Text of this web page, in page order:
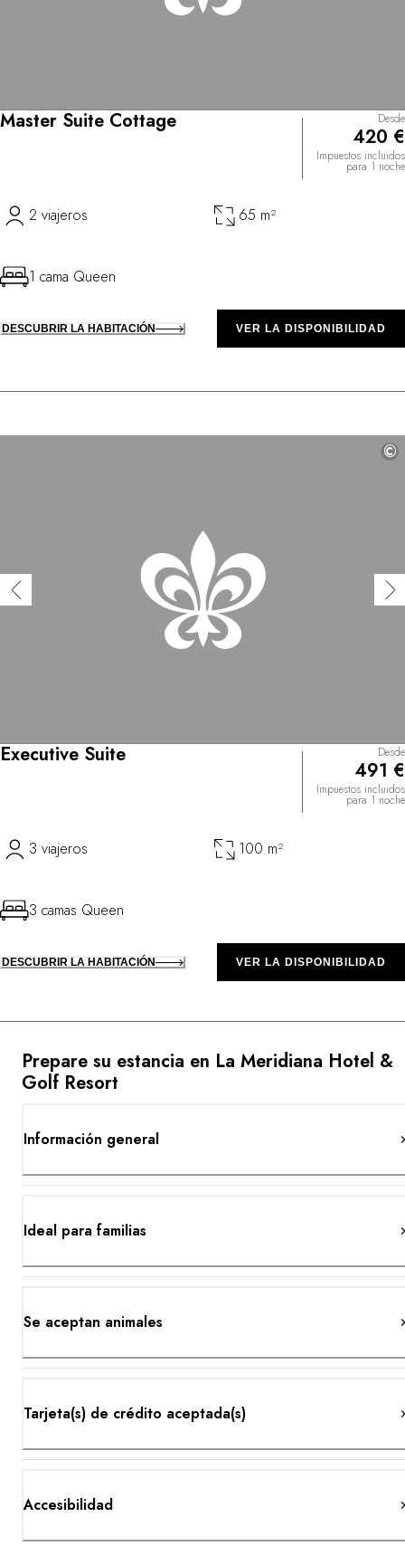
Prepare su estancia en La Meridiana Hotel &
Golf Resort
Información general
Ideal para familias
Se aceptan animales
Tarjeta(s) de crédito aceptada(s)
Accesibilidad
Master Suite Cottage Desde
420 €
Impuestos incluidos
para 1 noche
2 viajeros 65 m²
1 cama Queen
DESCUBRIR LA HABITACIÓN VER LA DISPONIBILIDAD
©
Executive Suite Desde
491 €
Impuestos incluidos
para 1 noche
3 viajeros 100 m²
3 camas Queen
DESCUBRIR LA HABITACIÓN VER LA DISPONIBILIDAD